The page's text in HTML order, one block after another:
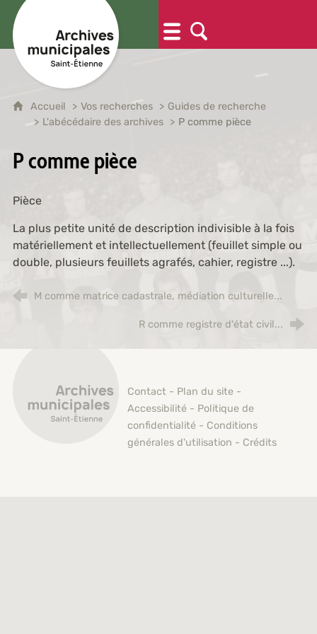
Accueil Vos recherches
Guides de recherche
L'abécédaire des archives
P comme pièce
P comme pièce
Pièce
La plus petite unité de description indivisible à la fois
matériellement et intellectuellement (feuillet simple ou
double, plusieurs feuillets agrafés, cahier, registre ...).
M comme matrice cadastrale, médiation culturelle...
R comme registre d'état civil...
Contact - Plan du site -
Accessibilité - Politique de
confidentialité - Conditions
générales d'utilisation - Crédits